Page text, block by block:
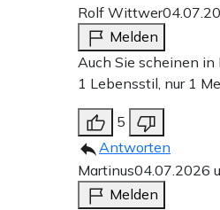
Rolf Wittwer
Melden
Auch Sie scheinen in
1 Lebensstil, nur 1
5
Antworten
Martinus04.07.2026
Melden